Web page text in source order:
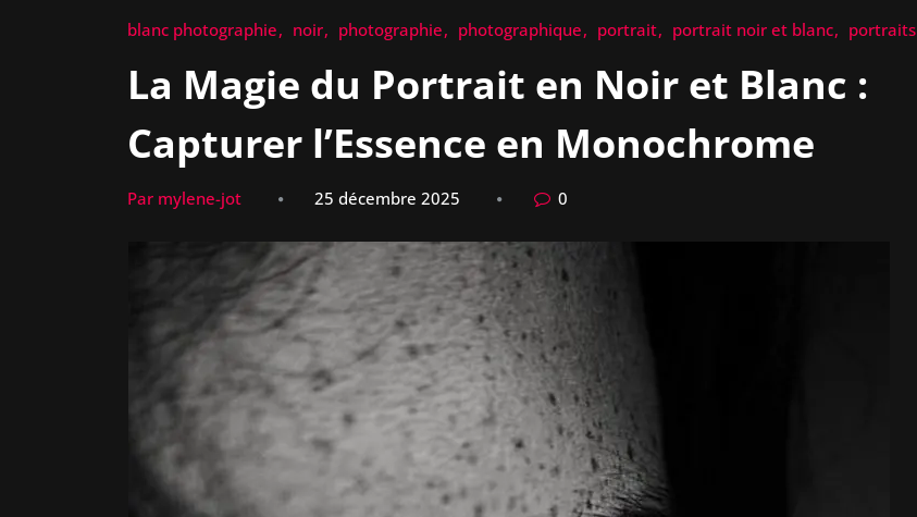
blanc photographie noir photographie photographique portrait portrait noir et blanc portraits
La Magie du Portrait en Noir et Blanc :
Capturer l’Essence en Monochrome
Par mylene-jot 25 décembre 2025 0